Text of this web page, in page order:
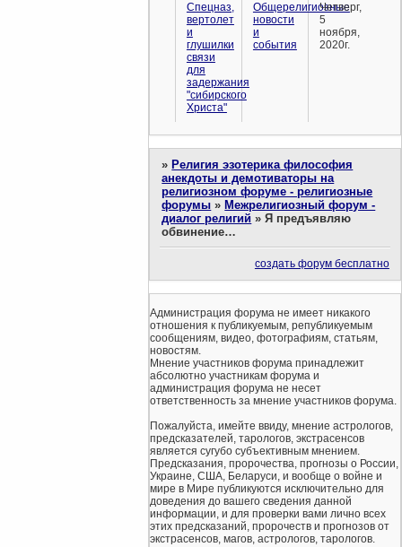
Спецназ,
вертолет
и
глушилки
связи
для
задержания
"сибирского
Христа"
Общерелигиозные
новости
и
события
Четверг,
5
ноября,
2020г.
» Религия эзотерика философия
анекдоты и демотиваторы на
религиозном форуме - религиозные
форумы » Межрелигиозный форум -
диалог религий »Я предъявляю
обвинение…
создать форум бесплатно
Администрация форума не имеет никакого
отношения к публикуемым, републикуемым
сообщениям, видео, фотографиям, статьям,
новостям.
Мнение участников форума принадлежит
абсолютно участникам форума и
администрация форума не несет
ответственность за мнение участников форума.
Пожалуйста, имейте ввиду, мнение астрологов,
предсказателей, тарологов, экстрасенсов
является сугубо субъективным мнением.
Предсказания, пророчества, прогнозы о России,
Украине, США, Беларуси, и вообще о войне и
мире в Мире публикуются исключительно для
доведения до вашего сведения данной
информации, и для проверки вами лично всех
этих предсказаний, пророчеств и прогнозов от
экстрасенсов, магов, астрологов, тарологов.